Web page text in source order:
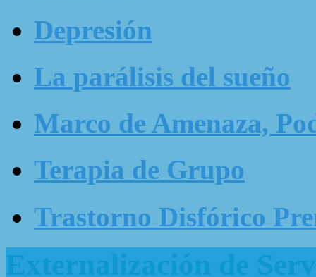
Depresión
La parálisis del sueño
Marco de Amenaza,
Terapia de Grupo
Trastorno Disfórico
Externalización de